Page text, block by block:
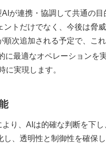
が連携・協調して共通の目
トだけでなく、今後は脅
次追加される予定で、こ
に最適なオペレーションを
に実現します。
り、AIは的確な判断を下
、透明性と制御性を確保し